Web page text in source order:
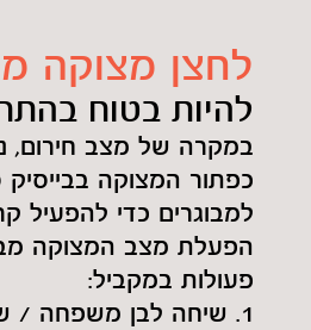
לחצן מצוקה
להיות בטוח
במקרה של מצב חירום,
כפתור המצוקה בבייסיק
למבוגרים כדי להפעיל
הפעלת מצב המצוקה
פעולות במקביל:
1. שיחה לבן משפחה / שירות חירום